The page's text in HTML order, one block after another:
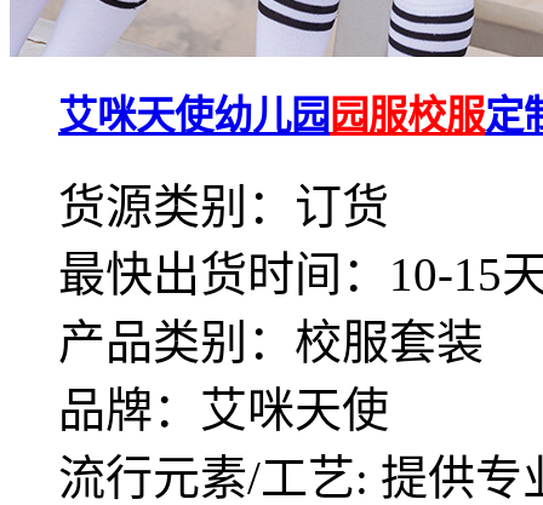
艾咪天使幼儿园 园服校服定
货源类别：订货
最快出货时间：10-15
产品类别：校服套装
品牌：艾咪天使
流行元素/工艺: 提供专